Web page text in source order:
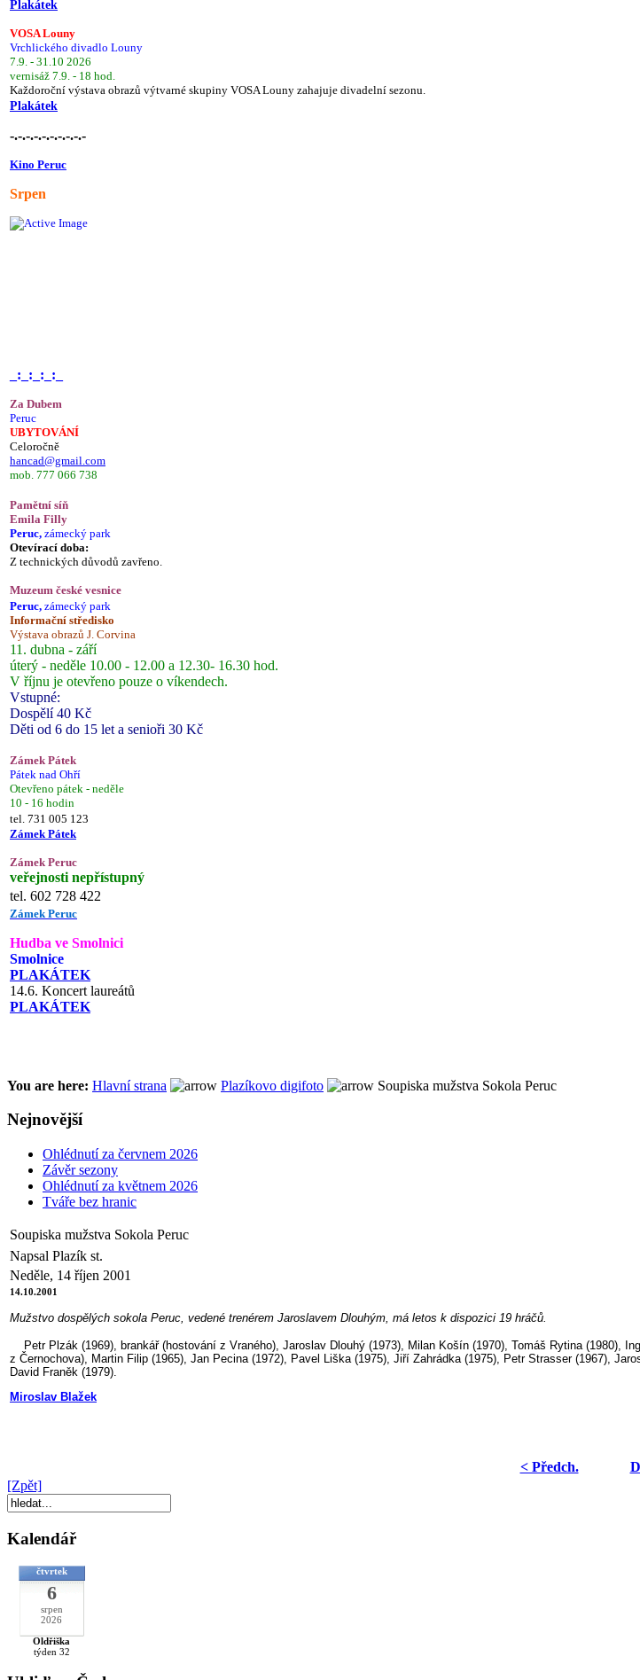
Plakátek
VOSA Louny
Vrchlického divadlo Louny
7.9. - 31.10 2026
vernisáž 7.9. - 18 hod.
Každoroční výstava obrazů výtvarné skupiny VOSA Louny zahajuje divadelní sezonu.
Plakátek
-.-.-.-.-.-.-.-.-.-
Kino Peruc
Srpen
_:_:_:_:_
Za Dubem
Peruc
UBYTOVÁNÍ
Celoročně
hancad@gmail.com
mob. 777 066 738
Pamětní síň
Emila Filly
Peruc, zámecký park
Otevírací doba:
Z technických důvodů zavřeno.
Muzeum české vesnice
Peruc, zámecký park
Informační středisko
Výstava obrazů J. Corvina
11. dubna - září
úterý - neděle 10.00 - 12.00 a 12.30- 16.30 hod.
V říjnu je otevřeno pouze o víkendech.
Vstupné:
Dospělí 40 Kč
Děti od 6 do 15 let a senioři 30 Kč
Zámek Pátek
Pátek nad Ohří
Otevřeno pátek - neděle
10 - 16 hodin
tel. 731 005 123
Zámek Pátek
Zámek Peruc
veřejnosti nepřístupný
tel. 602 728 422
Zámek Peruc
Hudba ve Smolnici
Smolnice
PLAKÁTEK
14.6. Koncert laureátů
PLAKÁTEK
You are here: Hlavní strana Plazíkovo digifoto Soupiska mužstva Sokola Peruc
Nejnovější
Ohlédnutí za červnem 2026
Závěr sezony
Ohlédnutí za květnem 2026
Tváře bez hranic
Soupiska mužstva Sokola Peruc
Napsal Plazík st.
Neděle, 14 říjen 2001
14.10.2001
Mužstvo dospělých sokola Peruc, vedené trenérem Jaroslavem Dlouhým, má letos k dispozici 19 hráčů.
Petr Plzák (1969), brankář (hostování z Vraného), Jaroslav Dlouhý (1973), Milan Košín (1970), Tomáš Rytina (1980),
z Černochova), Martin Filip (1965), Jan Pecina (1972), Pavel Liška (1975), Jiří Zahrádka (1975), Petr Strasser (1967),
David Franěk (1979).
Miroslav Blažek
< Předch.
[Zpět]
Kalendář
čtvrtek
6
srpen
2026
Oldřiška
týden 32